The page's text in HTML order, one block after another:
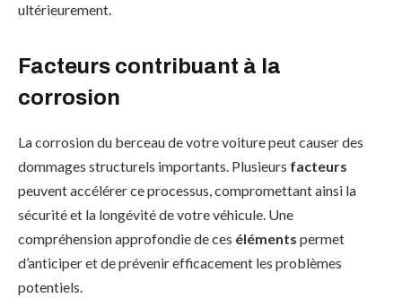
ultérieurement.
Facteurs contribuant à la
corrosion
La corrosion du berceau de votre voiture peut causer des
dommages structurels importants. Plusieurs facteurs
peuvent accélérer ce processus, compromettant ainsi la
sécurité et la longévité de votre véhicule. Une
compréhension approfondie de ces éléments permet
d’anticiper et de prévenir efficacement les problèmes
potentiels.